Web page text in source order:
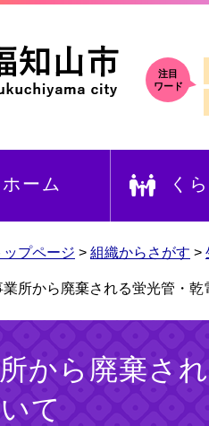
注目
ワード
ホーム く
ップページ > 組織からさがす >
業所から廃棄される蛍光管・乾
から廃棄さ
て